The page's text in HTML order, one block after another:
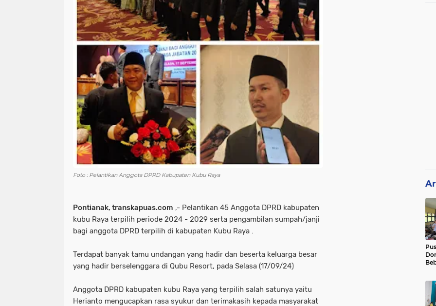
Foto : Pelantikan Anggota DPRD Kabupaten Kubu Raya
Pontianak, transkapuas.com ,- Pelantikan 45 Anggota DPRD kabupaten
kubu Raya terpilih periode 2024 - 2029 serta pengambilan sumpah/janji
bagi anggota DPRD terpilih di kabupaten Kubu Raya .
Terdapat banyak tamu undangan yang hadir dan beserta keluarga besar
yang hadir berselenggara di Qubu Resort, pada Selasa (17/09/24)
Anggota DPRD kabupaten kubu Raya yang terpilih salah satunya yaitu
Herianto mengucapkan rasa syukur dan terimakasih kepada masyarakat